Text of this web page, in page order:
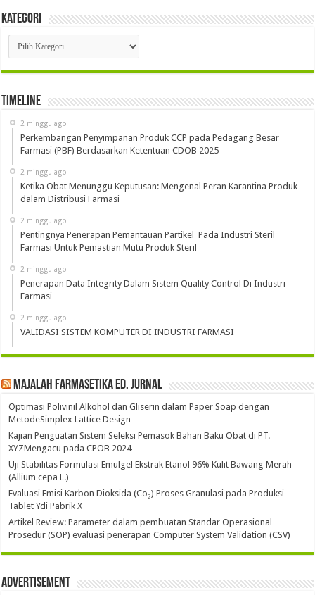
Kategori
Kategori
Timeline
2 minggu ago
Perkembangan Penyimpanan Produk CCP pada Pedagang Besar
Farmasi (PBF) Berdasarkan Ketentuan CDOB 2025
2 minggu ago
Ketika Obat Menunggu Keputusan: Mengenal Peran Karantina Produk
dalam Distribusi Farmasi
2 minggu ago
Pentingnya Penerapan Pemantauan Partikel Pada Industri Steril
Farmasi Untuk Pemastian Mutu Produk Steril
2 minggu ago
Penerapan Data Integrity Dalam Sistem Quality Control Di Industri
Farmasi
2 minggu ago
VALIDASI SISTEM KOMPUTER DI INDUSTRI FARMASI
Majalah Farmasetika Ed. Jurnal
Optimasi Polivinil Alkohol dan Gliserin dalam Paper Soap dengan
MetodeSimplex Lattice Design
Kajian Penguatan Sistem Seleksi Pemasok Bahan Baku Obat di PT.
XYZMengacu pada CPOB 2024
Uji Stabilitas Formulasi Emulgel Ekstrak Etanol 96% Kulit Bawang Merah
(Allium cepa L.)
Evaluasi Emisi Karbon Dioksida (Co₂) Proses Granulasi pada Produksi
Tablet Ydi Pabrik X
Artikel Review: Parameter dalam pembuatan Standar Operasional
Prosedur (SOP) evaluasi penerapan Computer System Validation (CSV)
Advertisement